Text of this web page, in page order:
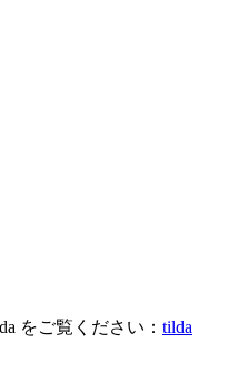
をご覧ください： tilda